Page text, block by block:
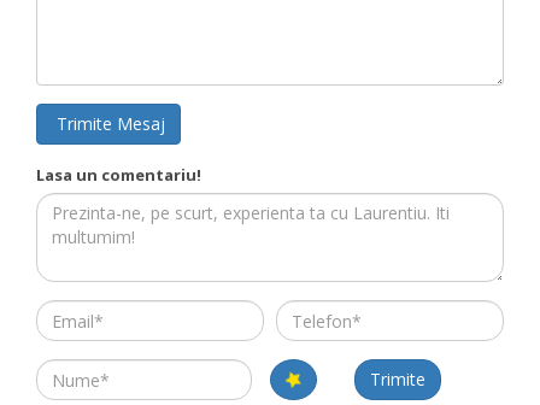
Trimite Mesaj
Lasa un comentariu!
Email Telefon
Name Trimite